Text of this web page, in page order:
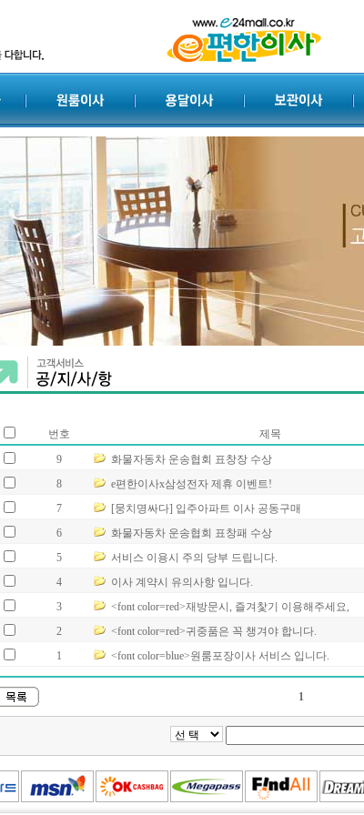
번호 제목
9
화물자동차 운송협회 표창장 수상
8
e편한이사x삼성전자 제휴 이벤트!
7
[뭉치명싸다] 입주아파트 이사 공동구매
6
화물자동차 운송협회 표창패 수상
5
서비스 이용시 주의 당부 드립니다.
4
이사 계약시 유의사항 입니다.
3
<font color=red>재방문시, 즐겨찿기 이용해주세요,
2
<font color=red>귀중품은 꼭 챙겨야 합니다.
1
<font color=blue>원룸포장이사 서비스 입니다.
1